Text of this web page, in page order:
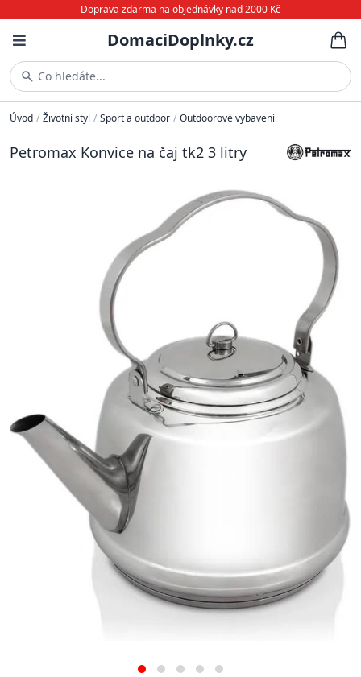
Doprava zdarma na objednávky nad 2000 Kč
DomaciDoplnky.cz
Co hledáte...
Úvod / Životní styl / Sport a outdoor / Outdoorové vybavení
Petromax Konvice na čaj tk2 3 litry